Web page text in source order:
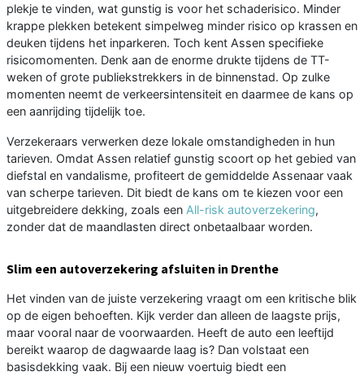
plekje te vinden, wat gunstig is voor het schaderisico. Minder
krappe plekken betekent simpelweg minder risico op krassen en
deuken tijdens het inparkeren. Toch kent Assen specifieke
risicomomenten. Denk aan de enorme drukte tijdens de TT-
weken of grote publiekstrekkers in de binnenstad. Op zulke
momenten neemt de verkeersintensiteit en daarmee de kans op
een aanrijding tijdelijk toe.
Verzekeraars verwerken deze lokale omstandigheden in hun
tarieven. Omdat Assen relatief gunstig scoort op het gebied van
diefstal en vandalisme, profiteert de gemiddelde Assenaar vaak
van scherpe tarieven. Dit biedt de kans om te kiezen voor een
uitgebreidere dekking, zoals een All-risk autoverzekering,
zonder dat de maandlasten direct onbetaalbaar worden.
Slim een autoverzekering afsluiten in Drenthe
Het vinden van de juiste verzekering vraagt om een kritische blik
op de eigen behoeften. Kijk verder dan alleen de laagste prijs,
maar vooral naar de voorwaarden. Heeft de auto een leeftijd
bereikt waarop de dagwaarde laag is? Dan volstaat een
basisdekking vaak. Bij een nieuw voertuig biedt een